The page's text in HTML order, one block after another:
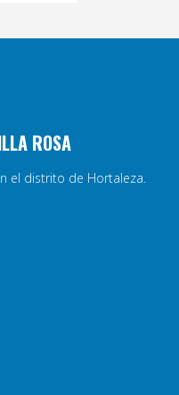
ROSA
el distrito de Hortaleza.